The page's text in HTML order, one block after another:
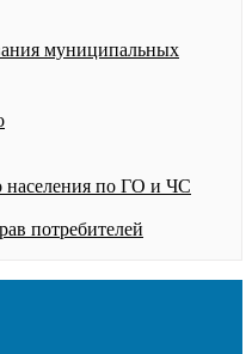
муниципальных
населения по ГО и ЧС
потребителей